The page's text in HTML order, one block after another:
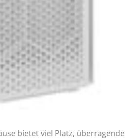
bietet viel Platz, überragende